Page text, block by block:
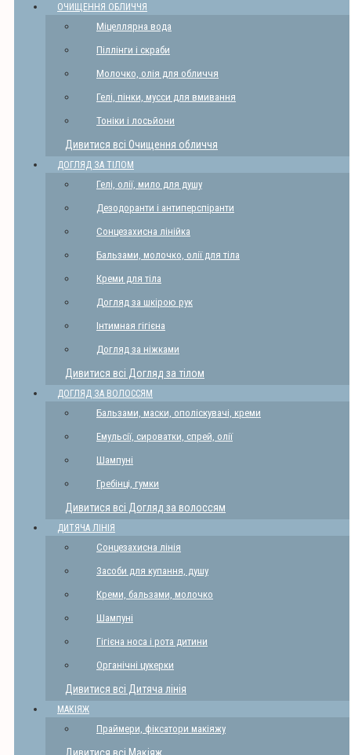
ОЧИЩЕННЯ ОБЛИЧЧЯ
Міцеллярна вода
Піллінги і скраби
Молочко, олія для обличчя
Гелі, пінки, мусси для вмивання
Тоніки і лосьйони
Дивитися всі Очищення обличчя
ДОГЛЯД ЗА ТІЛОМ
Гелі, олії, мило для душу
Дезодоранти і антиперспіранти
Сонцезахисна лінійка
Бальзами, молочко, олії для тіла
Креми для тіла
Догляд за шкірою рук
Інтимная гігієна
Догляд за ніжками
Дивитися всі Догляд за тілом
ДОГЛЯД ЗА ВОЛОССЯМ
Бальзами, маски, ополіскувачі, креми
Емульсії, сироватки, спрей, олії
Шампуні
Гребінці, гумки
Дивитися всі Догляд за волоссям
ДИТЯЧА ЛІНІЯ
Сонцезахисна лінія
Засоби для купання, душу
Креми, бальзами, молочко
Шампуні
Гігієна носа і рота дитини
Органічні цукерки
Дивитися всі Дитяча лінія
МАКІЯЖ
Праймери, фіксатори макіяжу